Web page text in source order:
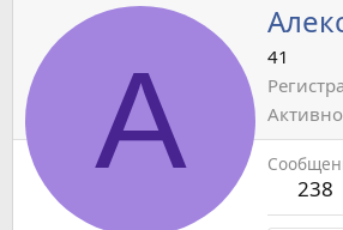
А
41
238